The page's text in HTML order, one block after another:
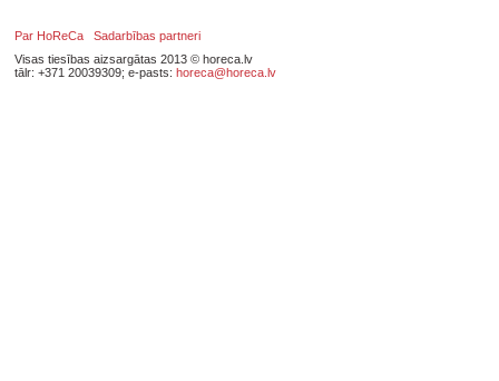
Par HoReCa
Sadarbības partneri
Visas tiesības aizsargātas 2013 © horeca.lv
tālr: +371 20039309; e-pasts: horeca@horeca.lv